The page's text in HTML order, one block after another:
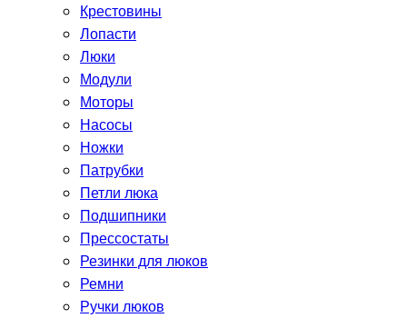
Крестовины
Лопасти
Люки
Модули
Моторы
Насосы
Ножки
Патрубки
Петли люка
Подшипники
Прессостаты
Резинки для люков
Ремни
Ручки люков